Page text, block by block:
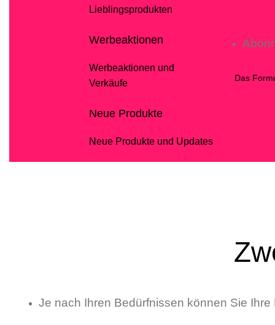
Lieblingsprodukten
Werbeaktionen
Werbeaktionen und
Verkäufe
Neue Produkte
Neue Produkte und Updates
Das
Je nach Ihren Bedürfnissen können Sie